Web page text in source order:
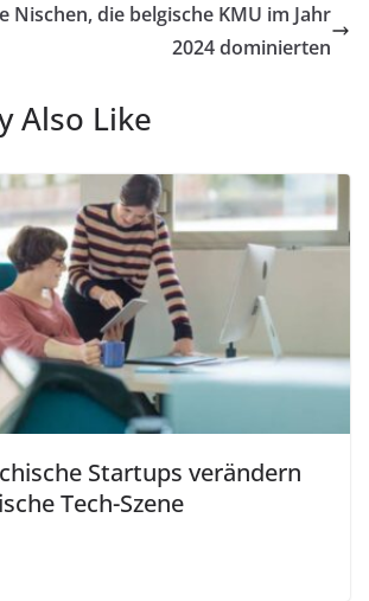
Nischen, die belgische KMU im Jahr
2024 dominierten
Also Like
Startups verändern
Tech-Szene